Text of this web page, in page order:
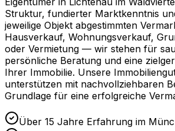
Struktur, fundierter Marktkenntnis
jeweilige Objekt abgestimmten
Hausverkauf, Wohnungsverkauf,
oder Vermietung — wir stehen für
persönliche Beratung und eine
Ihrer Immobilie. Unsere
unterstützen mit nachvollziehbaren
Grundlage für eine erfolgreiche
Über 15 Jahre Erfahrung im